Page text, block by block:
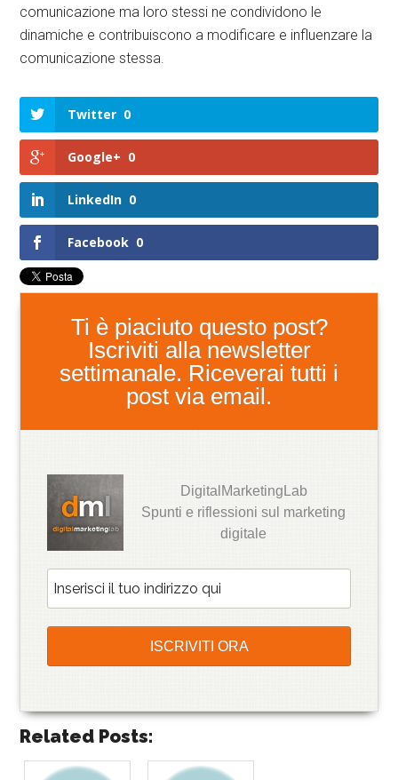
comunicazione ma loro stessi ne condividono le
dinamiche e contribuiscono a modificare e influenzare la
comunicazione stessa.
Twitter 0
Google+ 0
LinkedIn 0
Facebook 0
Ti è piaciuto questo post?
Iscriviti alla newsletter
settimanale. Riceverai tutti i
post via email.
DigitalMarketingLab
Spunti e riflessioni sul marketing
digitale
Related Posts: